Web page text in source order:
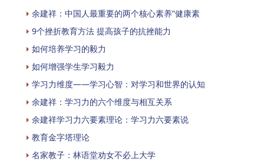
余建祥：中国人最重要的两个核心素养“健康素
9个挫折教育方法 提高孩子的抗挫能力
如何培养学习的毅力
如何增强学生学习毅力
学习力维度——学习心智：对学习和世界的认知
余建祥：学习力的六个维度与相互关系
余建祥学习力六要素理论：学习力六要素说
教育金字塔理论
名家教子：林语堂劝女不必上大学